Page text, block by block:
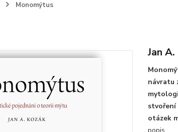
Monomýtus
Jan
návratu
stvoření
otázek